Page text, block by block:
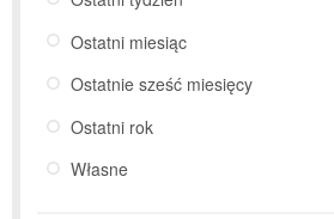
Ostatni miesiąc
Ostatnie sześć miesięcy
Ostatni rok
Własne